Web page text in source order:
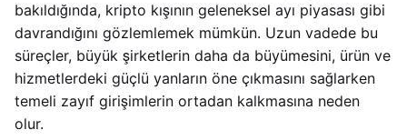
bakıldığında, kripto kışının geleneksel ayı piyasası gibi
davrandığını gözlemlemek mümkün. Uzun vadede bu
süreçler, büyük şirketlerin daha da büyümesini, ürün ve
hizmetlerdeki güçlü yanların öne çıkmasını sağlarken
temeli zayıf girişimlerin ortadan kalkmasına neden
olur.